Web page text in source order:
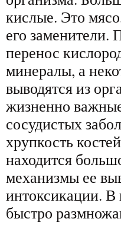
кислые. Это
его заменители.
перенос
минералы, а
выводятся из
жизненно
сосудистых
хрупкость
находится
механизмы ее
интоксикации. В
быстро